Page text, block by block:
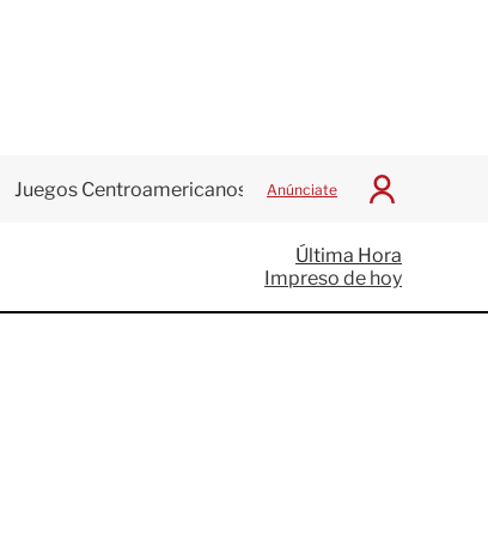
Juegos Centroamericanos Anúnciate
I
c
i
a
Última Hora
Impreso de hoy